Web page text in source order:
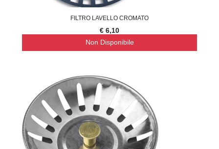
FILTRO LAVELLO CROMATO
€ 6,10
Non Disponibile